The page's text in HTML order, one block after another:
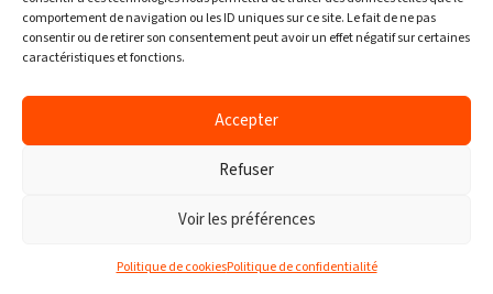
comportement de navigation ou les ID uniques sur ce site. Le fait de ne pas
consentir ou de retirer son consentement peut avoir un effet négatif sur certaines
caractéristiques et fonctions.
Accepter
Refuser
Voir les préférences
Politique de cookiesPolitique de confidentialité
DIM
Marché Limoilou
Marché Limoilou835 3e Ave, Québec, Québec,